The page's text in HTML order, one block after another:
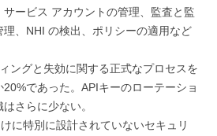
サービス アカウントの管理、監査と監
、NHI の検出、ポリシーの適用など
ングと失効に関する正式なプロセスを
であった。APIキーのローテーショ
さらに少ない。
に特別に設計されていないセキュリ